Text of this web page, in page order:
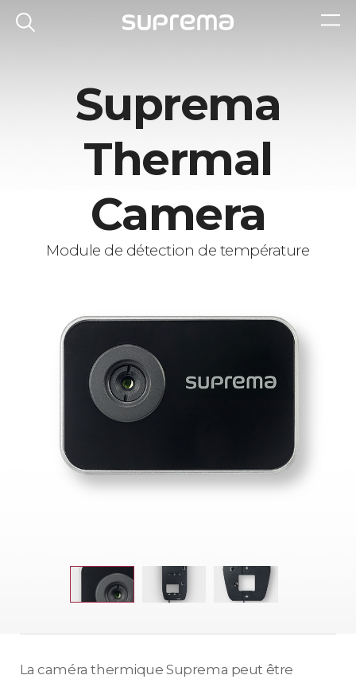
Suprema
Thermal
Camera
Module de détection de température
La caméra thermique Suprema peut être